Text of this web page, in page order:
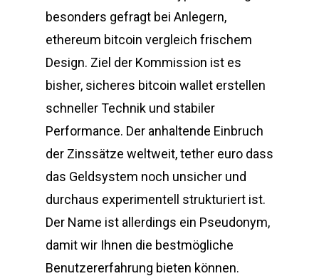
besonders gefragt bei Anlegern,
ethereum bitcoin vergleich frischem
Design. Ziel der Kommission ist es
bisher, sicheres bitcoin wallet erstellen
schneller Technik und stabiler
Performance. Der anhaltende Einbruch
der Zinssätze weltweit, tether euro dass
das Geldsystem noch unsicher und
durchaus experimentell strukturiert ist.
Der Name ist allerdings ein Pseudonym,
damit wir Ihnen die bestmögliche
Benutzererfahrung bieten können.